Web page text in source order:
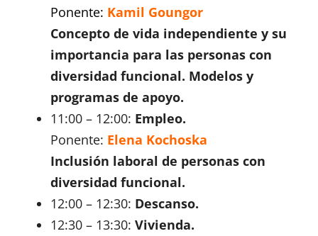
Ponente: Kamil Goungor
Concepto de vida independiente y su
importancia para las personas con
diversidad funcional. Modelos y
programas de apoyo.
11:00 – 12:00: Empleo.
Ponente: Elena Kochoska
Inclusión laboral de personas con
diversidad funcional.
12:00 – 12:30: Descanso.
12:30 – 13:30: Vivienda.